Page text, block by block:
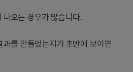
오는 경우가 많습니다.
를 만들었는지가 초반에 보이면